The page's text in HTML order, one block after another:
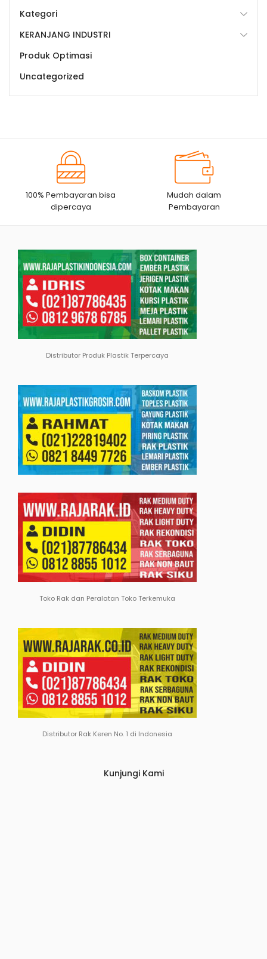
Kategori
KERANJANG INDUSTRI
Produk Optimasi
Uncategorized
100% Pembayaran bisa
dipercaya
Mudah dalam
Pembayaran
Distributor Produk Plastik Terpercaya
Toko Rak dan Peralatan Toko Terkemuka
Distributor Rak Keren No. 1 di Indonesia
Kunjungi Kami